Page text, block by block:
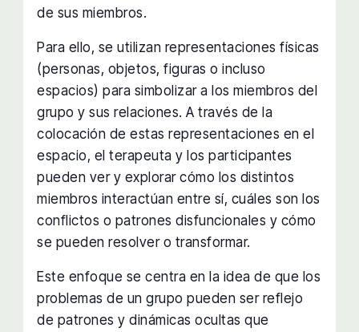
de sus miembros.
Para ello, se utilizan representaciones físicas
(personas, objetos, figuras o incluso
espacios) para simbolizar a los miembros del
grupo y sus relaciones. A través de la
colocación de estas representaciones en el
espacio, el terapeuta y los participantes
pueden ver y explorar cómo los distintos
miembros interactúan entre sí, cuáles son los
conflictos o patrones disfuncionales y cómo
se pueden resolver o transformar.
Este enfoque se centra en la idea de que los
problemas de un grupo pueden ser reflejo
de patrones y dinámicas ocultas que